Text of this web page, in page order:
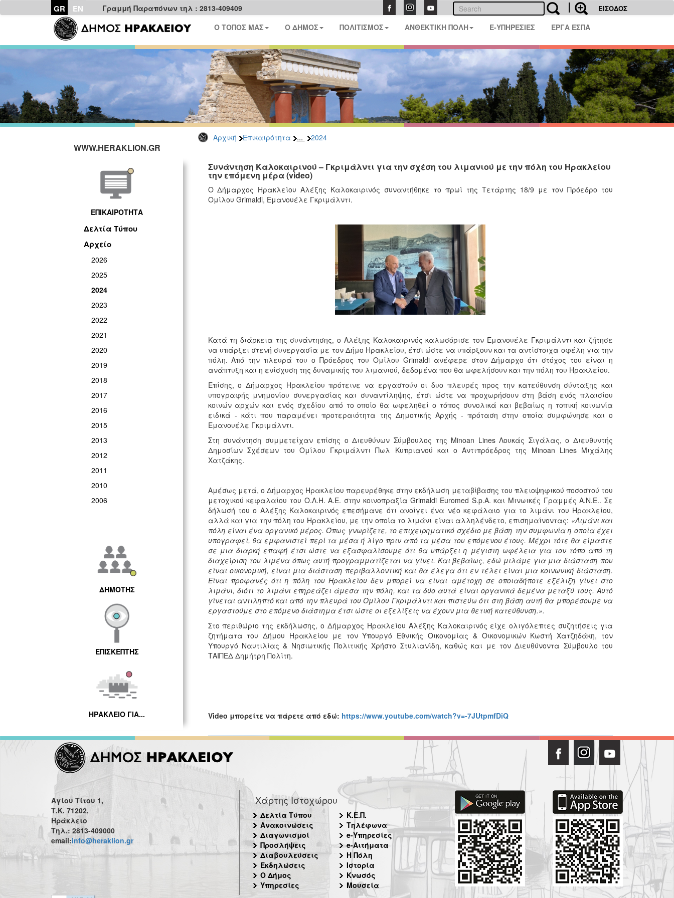
GR EN Γραμμή Παραπόνων τηλ : 2813-409409 ΕΙΣΟΔΟΣ
Ο ΤΟΠΟΣ ΜΑΣ Ο ΔΗΜΟΣ ΠΟΛΙΤΙΣΜΟΣ ΑΝΘΕΚΤΙΚΗ ΠΟΛΗ E-ΥΠΗΡΕΣΙΕΣ ΕΡΓΑ ΕΣΠΑ
Αρχική Επικαιρότητα ... 2024
WWW.HERAKLION.GR
ΕΠΙΚΑΙΡΟΤΗΤΑ
Δελτία Τύπου
Αρχείο
2026
2025
2024
2023
2022
2021
2020
2019
2018
2017
2016
2015
2013
2012
2011
2010
2006
ΔΗΜΟΤΗΣ
ΕΠΙΣΚΕΠΤΗΣ
ΗΡΑΚΛΕΙΟ ΓΙΑ...
Συνάντηση Καλοκαιρινού – Γκριμάλντι για την σχέση του λιμανιού με την πόλη του Ηρακλείου
την επόμενη μέρα (video)
Ο Δήμαρχος Ηρακλείου Αλέξης Καλοκαιρινός συναντήθηκε το πρωί της Τετάρτης 18/9 με τον Πρόεδρο του
Ομίλου Grimaldi, Εμανουέλε Γκριμάλντι.
Κατά τη διάρκεια της συνάντησης, ο Αλέξης Καλοκαιρινός καλωσόρισε τον Εμανουέλε Γκριμάλντι και ζήτησε
να υπάρξει στενή συνεργασία με τον Δήμο Ηρακλείου, έτσι ώστε να υπάρξουν και τα αντίστοιχα οφέλη για την
πόλη. Από την πλευρά του ο Πρόεδρος του Ομίλου Grimaldi ανέφερε στον Δήμαρχο ότι στόχος του είναι η
ανάπτυξη και η ενίσχυση της δυναμικής του λιμανιού, δεδομένα που θα ωφελήσουν και την πόλη του Ηρακλείου.
Επίσης, ο Δήμαρχος Ηρακλείου πρότεινε να εργαστούν οι δυο πλευρές προς την κατεύθυνση σύνταξης και
υπογραφής μνημονίου συνεργασίας και συναντίληψης, έτσι ώστε να προχωρήσουν στη βάση ενός πλαισίου
κοινών αρχών και ενός σχεδίου από το οποίο θα ωφεληθεί ο τόπος συνολικά και βεβαίως η τοπική κοινωνία
ειδικά - κάτι που παραμένει προτεραιότητα της Δημοτικής Αρχής - πρόταση στην οποία συμφώνησε και ο
Εμανουέλε Γκριμάλντι.
Στη συνάντηση συμμετείχαν επίσης ο Διευθύνων Σύμβουλος της Minoan Lines Λουκάς Σιγάλας, ο Διευθυντής
Δημοσίων Σχέσεων του Ομίλου Γκριμάλντι Πωλ Κυπριανού και ο Αντιπρόεδρος της Minoan Lines Μιχάλης
Χατζάκης.
Αμέσως μετά, ο Δήμαρχος Ηρακλείου παρευρέθηκε στην εκδήλωση μεταβίβασης του πλειοψηφικού ποσοστού του
μετοχικού κεφαλαίου του Ο.Λ.Η. Α.Ε. στην κοινοπραξία Grimaldi Euromed S.p.A. και Μινωικές Γραμμές Α.Ν.Ε.. Σε
δήλωσή του ο Αλέξης Καλοκαιρινός επεσήμανε ότι ανοίγει ένα νέο κεφάλαιο για το λιμάνι του Ηρακλείου,
αλλά και για την πόλη του Ηρακλείου, με την οποία το λιμάνι είναι αλληλένδετο, επισημαίνοντας: «Λιμάνι και
πόλη είναι ένα οργανικό μέρος. Όπως γνωρίζετε, το επιχειρηματικό σχέδιο με βάση την συμφωνία η οποία έχει
υπογραφεί, θα εμφανιστεί περί τα μέσα ή λίγο πριν από τα μέσα του επόμενου έτους. Μέχρι τότε θα είμαστε
σε μια διαρκή επαφή έτσι ώστε να εξασφαλίσουμε ότι θα υπάρξει η μέγιστη ωφέλεια για τον τόπο από τη
διαχείριση του λιμένα όπως αυτή προγραμματίζεται να γίνει. Και βεβαίως, εδώ μιλάμε για μια διάσταση που
είναι οικονομική, είναι μια διάσταση περιβαλλοντική και θα έλεγα ότι εν τέλει είναι μια κοινωνική διάσταση.
Είναι προφανές ότι η πόλη του Ηρακλείου δεν μπορεί να είναι αμέτοχη σε οποιαδήποτε εξέλιξη γίνει στο
λιμάνι, διότι το λιμάνι επηρεάζει άμεσα την πόλη, και τα δύο αυτά είναι οργανικά δεμένα μεταξύ τους. Αυτό
γίνεται αντιληπτό και από την πλευρά του Ομίλου Γκριμάλντι και πιστεύω ότι στη βάση αυτή θα μπορέσουμε να
εργαστούμε στο επόμενο διάστημα έτσι ώστε οι εξελίξεις να έχουν μια θετική κατεύθυνση.».
Στο περιθώριο της εκδήλωσης, ο Δήμαρχος Ηρακλείου Αλέξης Καλοκαιρινός είχε ολιγόλεπτες συζητήσεις για
ζητήματα του Δήμου Ηρακλείου με τον Υπουργό Εθνικής Οικονομίας & Οικονομικών Κωστή Χατζηδάκη, τον
Υπουργό Ναυτιλίας & Νησιωτικής Πολιτικής Χρήστο Στυλιανίδη, καθώς και με τον Διευθύνοντα Σύμβουλο του
ΤΑΙΠΕΔ Δημήτρη Πολίτη.
Video μπορείτε να πάρετε από εδώ: https://www.youtube.com/watch?v=-7JUtpmfDiQ
Αγίου Τίτου 1,
Τ.Κ. 71202,
Ηράκλειο
Τηλ.: 2813-409000
email:info@heraklion.gr
Χάρτης Ιστοχώρου
Δελτία Τύπου
Ανακοινώσεις
Διαγωνισμοί
Προσλήψεις
Διαβουλεύσεις
Εκδηλώσεις
Ο Δήμος
Υπηρεσίες
Κ.Ε.Π.
Τηλέφωνα
e-Υπηρεσίες
e-Αιτήματα
Η Πόλη
Ιστορία
Κνωσός
Μουσεία